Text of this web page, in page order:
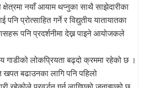
क्षेत्रमा नयाँ आयाम थप्नुका साथै साझेदारीका
पनि प्रोत्साहित गर्ने र विद्युतीय यातायातका
पनि प्रदर्शनीमा देख्न पाइने आयोजकले
गाडीको लोकप्रियता बढ्दो क्रममा रहेको छ ।
खपत बढाउनका लागि पनि पहिलो